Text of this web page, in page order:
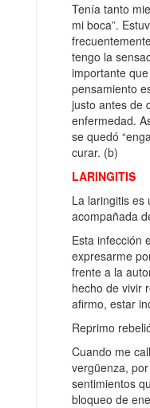
Tenía tanto
mi boca”.
tengo la
importante
pensamiento
justo antes de
enfermedad.
se quedó
curar. (b)
LARINGITIS
La laringitis es
acompañada
Esta infección
expresarme
frente a la
hecho de vivir
afirmo, estar
Reprimo
Cuando me
vergüenza,
sentimientos
bloqueo de